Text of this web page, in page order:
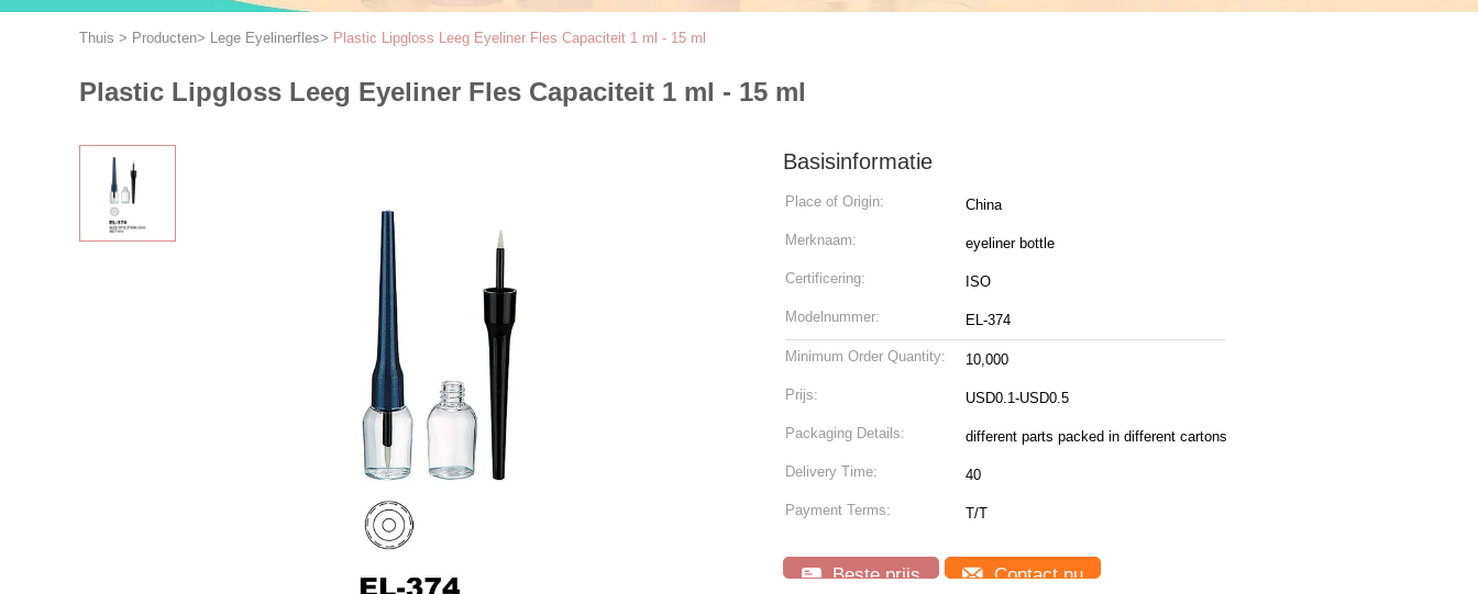
Thuis > Producten> Lege Eyelinerfles> Plastic Lipgloss Leeg Eyeliner Fles Capaciteit 1 ml - 15 ml
Plastic Lipgloss Leeg Eyeliner Fles Capaciteit 1 ml - 15 ml
Basisinformatie
Place of Origin: China
Merknaam: eyeliner bottle
Certificering: ISO
Modelnummer: EL-374
Minimum Order Quantity: 10,000
Prijs: USD0.1-USD0.5
Packaging Details: different parts packed in different cartons
Delivery Time: 40
Payment Terms: T/T
Beste prijs Contact nu